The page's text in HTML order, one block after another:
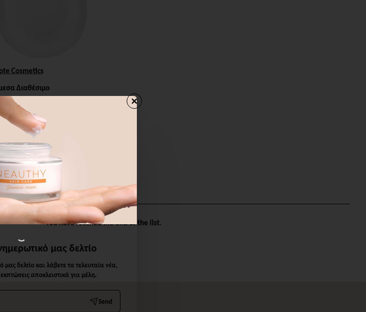
μας δελτίο
μας δελτίο και λάβετε τα τελευταία νέα,
αποκλειστικά για μέλη.
Send
Cosmetics
Διαθέσιμο
SILICONE MAKE-
BLENDER
You have reached the end of the list.